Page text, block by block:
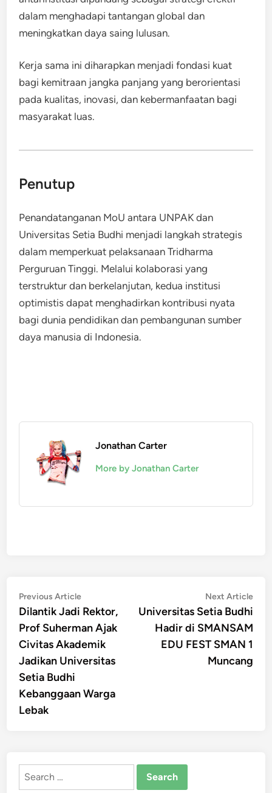
dalam menghadapi tantangan global dan
meningkatkan daya saing lulusan.
Kerja sama ini diharapkan menjadi fondasi kuat
bagi kemitraan jangka panjang yang berorientasi
pada kualitas, inovasi, dan kebermanfaatan bagi
masyarakat luas.
Penutup
Penandatanganan MoU antara UNPAK dan
Universitas Setia Budhi menjadi langkah strategis
dalam memperkuat pelaksanaan Tridharma
Perguruan Tinggi. Melalui kolaborasi yang
terstruktur dan berkelanjutan, kedua institusi
optimistis dapat menghadirkan kontribusi nyata
bagi dunia pendidikan dan pembangunan sumber
daya manusia di Indonesia.
Jonathan Carter
More by Jonathan Carter
Post
navigation
Previous ArticlePrevious
article:
Dilantik Jadi Rektor,
Prof Suherman Ajak
Civitas Akademik
Jadikan Universitas
Setia Budhi
Kebanggaan Warga
Lebak
Next Article
Universitas Setia Budhi
Hadir di SMANSAM
EDU FEST SMAN 1
Muncang
Search